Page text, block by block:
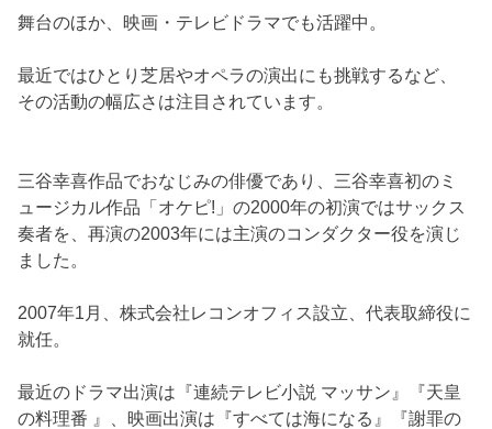
舞台のほか、映画・テレビドラマでも活躍中。
最近ではひとり芝居やオペラの演出にも挑戦するなど、
その活動の幅広さは注目されています。
三谷幸喜作品でおなじみの俳優であり、三谷幸喜初のミ
ュージカル作品「オケピ!」の2000年の初演ではサックス
奏者を、再演の2003年には主演のコンダクター役を演じ
ました。
2007年1月、株式会社レコンオフィス設立、代表取締役に
就任。
最近のドラマ出演は『連続テレビ小説 マッサン』『天皇
の料理番 』、映画出演は『すべては海になる』『謝罪の